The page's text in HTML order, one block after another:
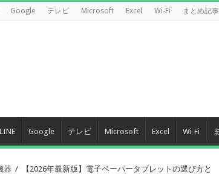
Google テレビ Microsoft Excel Wi-Fi まとめ記事
LINE Google テレビ Microsoft Excel Wi-Fi
器 /
【2026年最新版】電子ペーパータブレットの選び方と